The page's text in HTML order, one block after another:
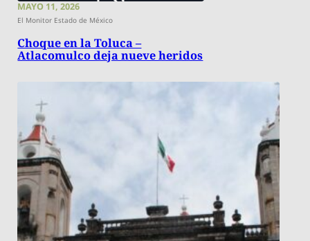
MAYO 11, 2026
El Monitor Estado de México
Choque en la Toluca –
Atlacomulco deja nueve heridos